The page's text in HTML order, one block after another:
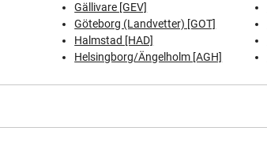
Gällivare [GEV]
Göteborg (Landvetter) [GOT]
Halmstad [HAD]
Helsingborg/Ängelholm [AGH]